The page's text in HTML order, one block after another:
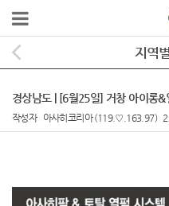
지역
경상남도 | [6월25일] 거창 아이롱&
작성자 아사히코리아(119.♡.163.97)
본문